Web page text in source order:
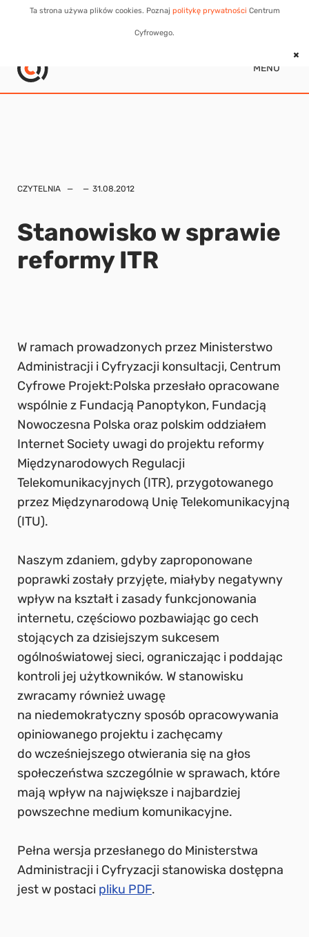
Ta strona używa plików cookies. Poznaj politykę prywatności Centrum
Cyfrowego.
MENU
CZYTELNIA 31.08.2012
Stanowisko w sprawie
reformy ITR
W ramach prowadzonych przez Ministerstwo
Administracji i Cyfryzacji konsultacji, Centrum
Cyfrowe Projekt:Polska przesłało opracowane
wspólnie z Fundacją Panoptykon, Fundacją
Nowoczesna Polska oraz polskim oddziałem
Internet Society uwagi do projektu reformy
Międzynarodowych Regulacji
Telekomunikacyjnych (ITR), przygotowanego
przez Międzynarodową Unię Telekomunikacyjną
(ITU).
Naszym zdaniem, gdyby zaproponowane
poprawki zostały przyjęte, miałyby negatywny
wpływ na kształt i zasady funkcjonowania
internetu, częściowo pozbawiając go cech
stojących za dzisiejszym sukcesem
ogólnoświatowej sieci, ograniczając i poddając
kontroli jej użytkowników. W stanowisku
zwracamy również uwagę
na niedemokratyczny sposób opracowywania
opiniowanego projektu i zachęcamy
do wcześniejszego otwierania się na głos
społeczeństwa szczególnie w sprawach, które
mają wpływ na największe i najbardziej
powszechne medium komunikacyjne.
Pełna wersja przesłanego do Ministerstwa
Administracji i Cyfryzacji stanowiska dostępna
jest w postaci pliku PDF.